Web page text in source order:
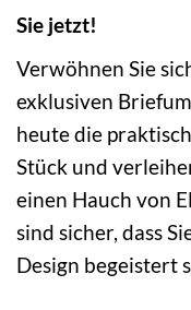
Sie jetzt!
Verwöhnen Sie
exklusiven
heute die
Stück und
einen Hauch von
sind sicher, dass
Design begeistert